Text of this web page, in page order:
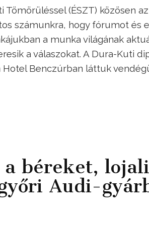
Tömörüléssel (ÉSZT) közösen
számunkra, hogy fórumot és
a munka világának
a válaszokat. A Dura-Kuti
Hotel Benczúrban láttuk
a béreket,
Audi-